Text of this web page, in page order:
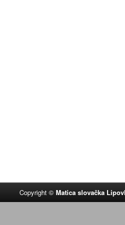
Copyright ©Matica slovačka